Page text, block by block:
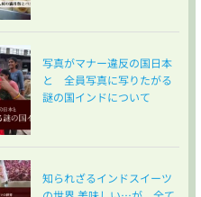
写真がマナー違反の国日本
と 全員写真に写りたがる
謎の国インドについて
知られざるインドスイーツ